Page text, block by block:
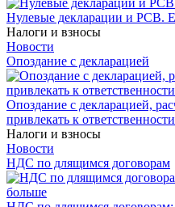
Нулевые декларации и РСВ.
Налоги и взносы
Новости
Опоздание с декларацией
Опоздание с декларацией,
привлекать к ответственности
Налоги и взносы
Новости
НДС по длящимся договорам